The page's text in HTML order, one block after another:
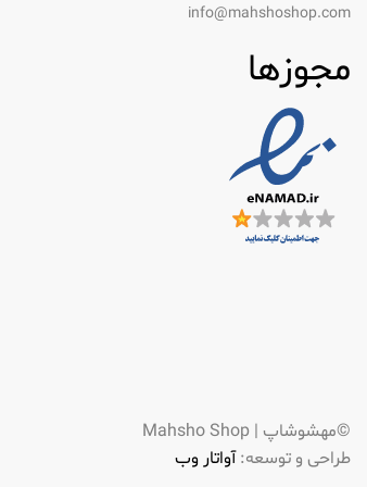
info@mahshoshop.com
مجوزها
©مهشوشاپ | Mahsho Shop
طراحی و توسعه:آواتار وب